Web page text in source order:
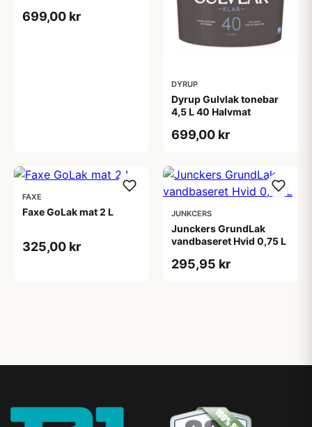
699,00 kr
DYRUP
Dyrup Gulvlak tonebar
4,5 L 40 Halvmat
699,00 kr
FAXE
Faxe GoLak mat 2 L
325,00 kr
JUNKCERS
Junckers GrundLak
vandbaseret Hvid 0,75 L
295,95 kr